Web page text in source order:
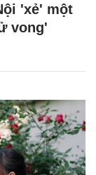
'xẻ' một
vong'